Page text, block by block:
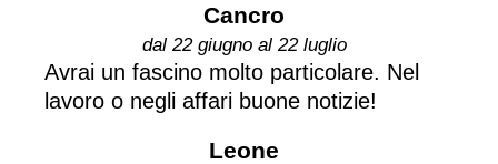
Cancro
dal 22 giugno al 22 luglio
Avrai un fascino molto particolare. Nel
lavoro o negli affari buone notizie!
Leone